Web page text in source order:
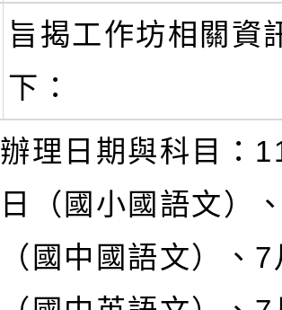
旨揭工作坊相關資
下：
辦理日期與科目：
日（國小國語文）
（國中國語文）、